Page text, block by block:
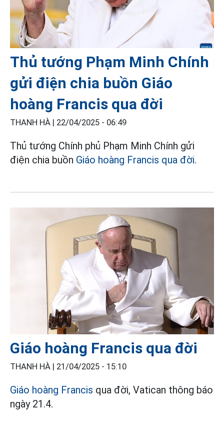
Thủ tướng Phạm Minh Chính
gửi điện chia buồn Giáo
hoàng Francis qua đời
THANH HÀ | 22/04/2025 - 06:49
Thủ tướng Chính phủ Phạm Minh Chính gửi
điện chia buồn Giáo hoàng Francis qua đời.
Giáo hoàng Francis qua đời
THANH HÀ | 21/04/2025 - 15:10
Giáo hoàng Francis qua đời, Vatican thông báo
ngày 21.4.